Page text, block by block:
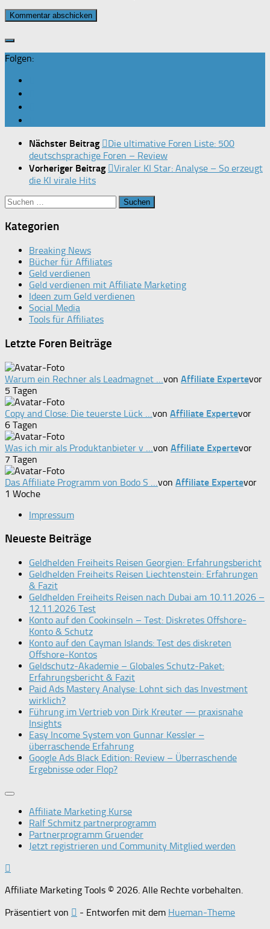
Folgen:
Nächster Beitrag
Die ultimative Foren Liste: 500
deutschsprachige Foren – Review
Vorheriger Beitrag
Viraler KI Star: Analyse – So erzeugt
die KI virale Hits
Suchen
nach:
Kategorien
Breaking News
Bücher für Affiliates
Geld verdienen
Geld verdienen mit Affiliate Marketing
Ideen zum Geld verdienen
Social Media
Tools für Affiliates
Letzte Foren Beiträge
Warum ein Rechner als Leadmagnet … von Affiliate Expertevor
5 Tagen
Copy and Close: Die teuerste Lück … von Affiliate Expertevor
6 Tagen
Was ich mir als Produktanbieter v … von Affiliate Expertevor
7 Tagen
Das Affiliate Programm von Bodo S … von Affiliate Expertevor
1 Woche
Impressum
Neueste Beiträge
Geldhelden Freiheits Reisen Georgien: Erfahrungsbericht
Geldhelden Freiheits Reisen Liechtenstein: Erfahrungen
& Fazit
Geldhelden Freiheits Reisen nach Dubai am 10.11.2026 –
12.11.2026 Test
Konto auf den Cookinseln – Test: Diskretes Offshore-
Konto & Schutz
Konto auf den Cayman Islands: Test des diskreten
Offshore-Kontos
Geldschutz-Akademie – Globales Schutz-Paket:
Erfahrungsbericht & Fazit
Paid Ads Mastery Analyse: Lohnt sich das Investment
wirklich?
Führung im Vertrieb von Dirk Kreuter — praxisnahe
Insights
Easy Income System von Gunnar Kessler –
überraschende Erfahrung
Google Ads Black Edition: Review – Überraschende
Ergebnisse oder Flop?
Affiliate Marketing Kurse
Ralf Schmitz partnerprogramm
Partnerprogramm Gruender
Jetzt registrieren und Community Mitglied werden
Affiliate Marketing Tools © 2026. Alle Rechte vorbehalten.
Präsentiert von
- Entworfen mit dem Hueman-Theme